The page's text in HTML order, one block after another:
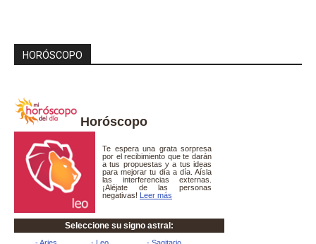
HORÓSCOPO
Horóscopo